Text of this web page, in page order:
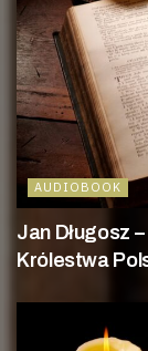
AUDIOBOOK
Jan Długosz
Królestwa